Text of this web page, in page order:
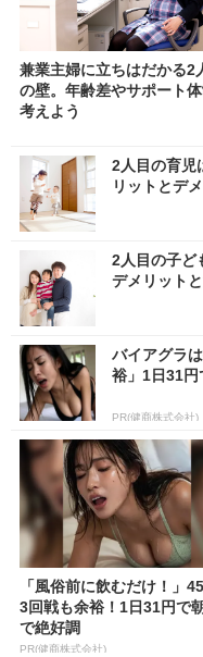
兼業主婦に立ちはだかる2
の壁。年齢差やサポート
考えよう
2人目の育児
リットとデ
2人目の子ど
デメリット
バイアグラ
裕」1日31円
PR(健商株式会社)
「風俗前に飲むだけ！」
3回戦も余裕！1日31円で
で絶好調
PR(健商株式会社)